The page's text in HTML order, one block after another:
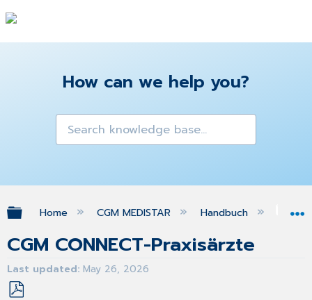
How can we help you?
Expand/collapse global hierarchy
Home CGM MEDISTAR Handbuch
CGM CONNECT-Praxisärzte
Last updated May 26, 2026